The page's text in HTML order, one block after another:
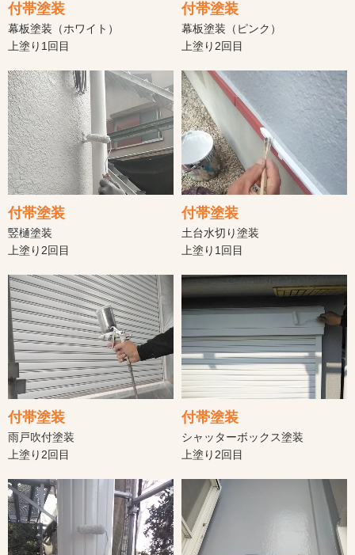
付帯塗装
幕板塗装（ホワイト）
上塗り1回目
付帯塗装
幕板塗装（ピンク）
上塗り2回目
付帯塗装
竪樋塗装
上塗り2回目
付帯塗装
土台水切り塗装
上塗り1回目
付帯塗装
雨戸吹付塗装
上塗り2回目
付帯塗装
シャッターボックス塗装
上塗り2回目